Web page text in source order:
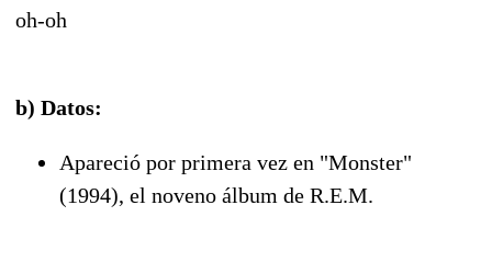
oh-oh
b) Datos:
Apareció por primera vez en "Monster"
(1994), el noveno álbum de R.E.M.